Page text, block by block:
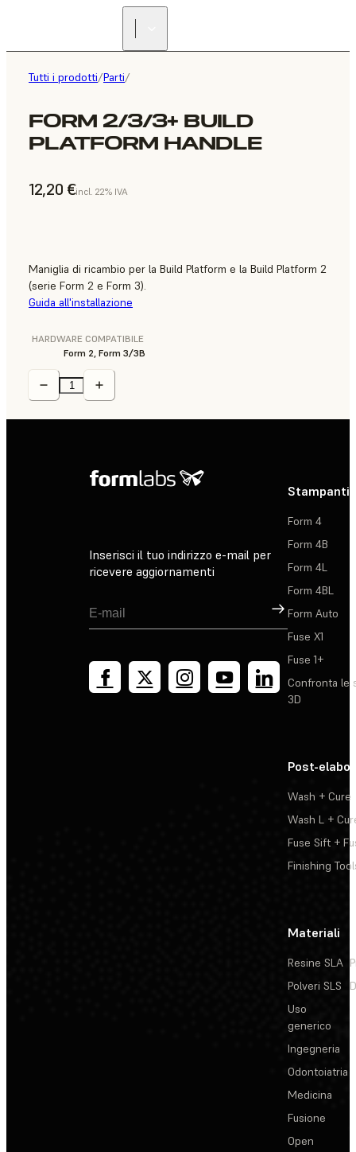
Tutti i prodotti/Parti/
FORM 2/3/3+ BUILD
PLATFORM HANDLE
12,20 €incl. 22% IVA
Maniglia di ricambio per la Build Platform e la Build Platform 2
(serie Form 2 e Form 3).
Guida all'installazione
HARDWARE COMPATIBILE
Form 2, Form 3/3B
Inserisci il tuo indirizzo e-mail per
ricevere aggiornamenti
Registrati
Stampanti
Form 4
Form 4B
Form 4L
Form 4BL
Form Auto
Fuse X1
Fuse 1+
Confronta le
3D
Post-
Wash + Cure
Wash L +
Fuse Sift +
Finishing
Materiali
Resine SLA
Polveri SLS
Uso
generico
Ingegneria
Odontoiatria
Medicina
Fusione
Open